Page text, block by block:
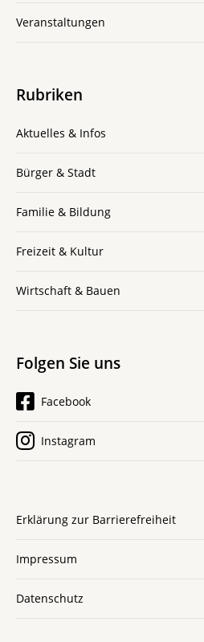
Veranstaltungen
Rubriken
Aktuelles & Infos
Bürger & Stadt
Familie & Bildung
Freizeit & Kultur
Wirtschaft & Bauen
Folgen Sie uns
Facebook
Instagram
Erklärung zur Barrierefreiheit
Impressum
Datenschutz